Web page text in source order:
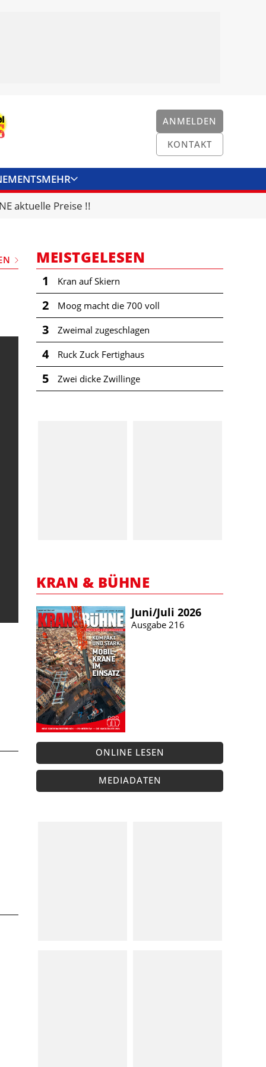
ANMELDEN
KONTAKT
MEHR
KONTAKT
aktuelle Preise !!
MEISTGELESEN
1 Kran auf Skiern
2 Moog macht die 700 voll
3 Zweimal zugeschlagen
4 Ruck Zuck Fertighaus
5 Zwei dicke Zwillinge
KRAN & BÜHNE
Juni/​Juli 2026
Ausgabe 216
ONLINE LESEN
MEDIADATEN